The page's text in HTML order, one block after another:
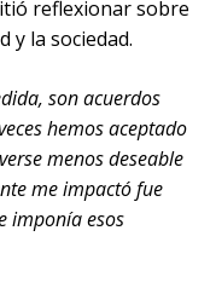
reflexionar sobre
y la sociedad.
son acuerdos
hemos aceptado
menos deseable
me impactó fue
imponía esos